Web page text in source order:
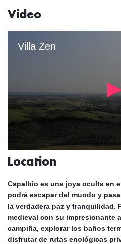
Video
Location
Capalbio es una joya oculta en
podrá escapar del mundo y
la verdadera paz y tranquilidad.
medieval con su impresionante
campiña, explorar los baños
disfrutar de rutas enológicas